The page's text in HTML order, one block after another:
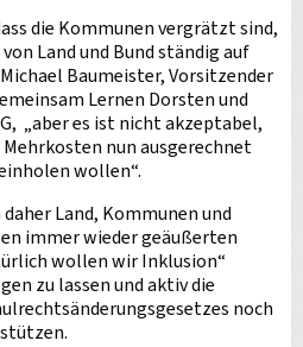
die Kommunen vergrätzt sind,
Land und Bund ständig auf
Baumeister, Vorsitzender
Lernen Dorsten und
„aber es ist nicht akzeptabel,
nun ausgerechnet
wollen“.
Land, Kommunen und
immer wieder geäußerten
wollen wir Inklusion“
zu lassen und aktiv die
noch